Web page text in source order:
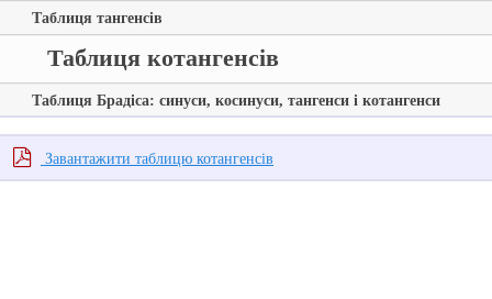
Таблиця тангенсів
Таблиця котангенсів
Таблиця Брадіса: синуси, косинуси, тангенси і котангенси
Завантажити таблицю котангенсів